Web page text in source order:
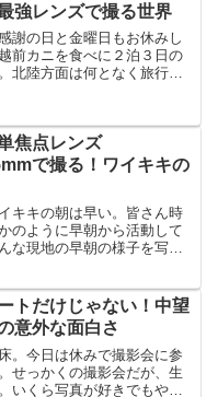
強レンズで撮る世界
謝の日と金曜日もお休みし
前カニを食べに２泊３日の
北陸方面は何となく旅行と
行く予定なので楽しみ。飛
で撮影機材は...
焦点レンズ
で撮る！ワイキキの
キキの朝は早い。皆さん時
のように早朝から活動して
な現地の早朝の様子を写真
トだけじゃない！中望
意外な面白さ
。今日は休みで撮影会に参
せっかくの撮影会だが、生
いくら写真が好きでもやっ